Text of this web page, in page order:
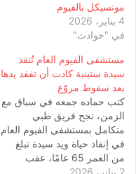
موتسيكل بالفيوم
4 يناير، 2026
في "حوادث"
مستشفى الفيوم العام تُنقذ
سيدة ستينية كادت أن تفقد يدها
بعد سقوط مروّع
كتب حماده جمعه في سباق مع
الزمن، نجح فريق طبي
متكامل بمستشفى الفيوم العام
في إنقاذ حياة ويد سيدة تبلغ
من العمر 65 عامًا، عقب